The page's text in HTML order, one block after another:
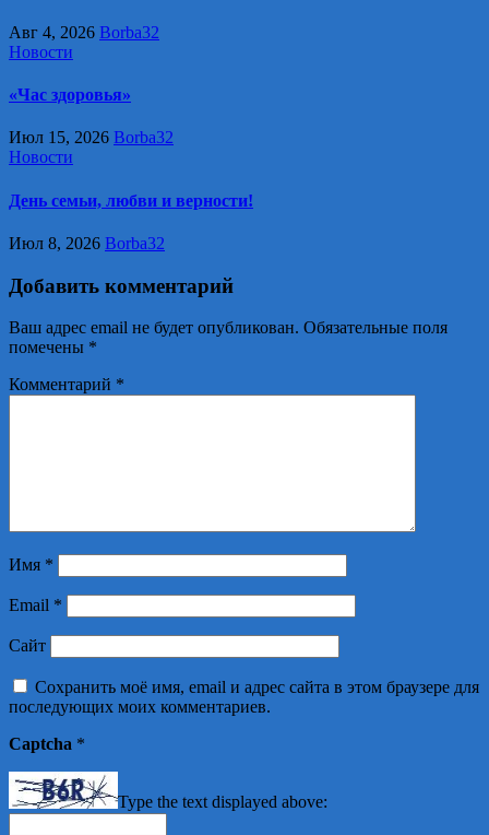
Авг 4, 2026 Borba32
Новости
«Час здоровья»
Июл 15, 2026 Borba32
Новости
День семьи, любви и верности!
Июл 8, 2026 Borba32
Добавить комментарий
Ваш адрес email не будет опубликован. Обязательные поля
помечены *
Комментарий *
Имя *
Email *
Сайт
Сохранить моё имя, email и адрес сайта в этом браузере для
последующих моих комментариев.
Captcha *
Type the text displayed above: